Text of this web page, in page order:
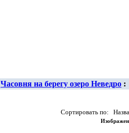
Часовня на берегу озеро Неведро :
Сортировать по: